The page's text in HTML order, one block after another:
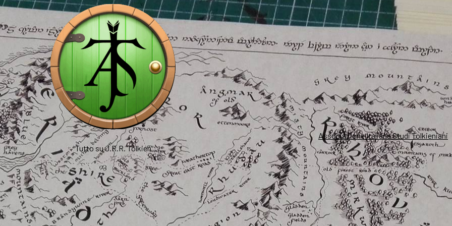
Associazione Italiana Studi Tolkieniani
Tutto su J.R.R. Tolkien